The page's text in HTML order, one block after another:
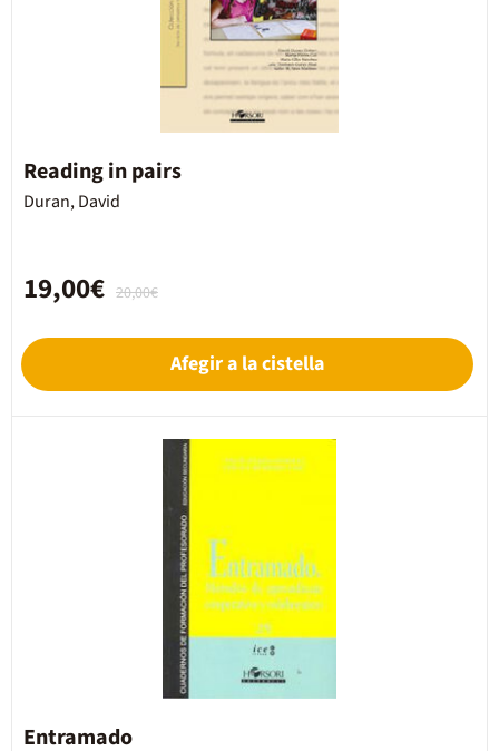
Reading in pairs
Duran, David
20,00€
19,00€
Afegir a la cistella
Entramado